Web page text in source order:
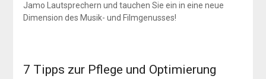
Jamo Lautsprechern und tauchen Sie ein in eine neue
Dimension des Musik- und Filmgenusses!
7 Tipps zur Pflege und Optimierung